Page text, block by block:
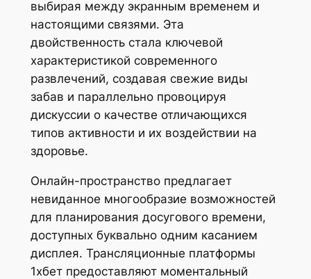
выбирая между экранным временем и
настоящими связями. Эта
двойственность стала ключевой
характеристикой современного
развлечений, создавая свежие виды
забав и параллельно провоцируя
дискуссии о качестве отличающихся
типов активности и их воздействии на
здоровье.
Онлайн-пространство предлагает
невиданное многообразие возможностей
для планирования досугового времени,
доступных буквально одним касанием
дисплея. Трансляционные платформы
1хбет предоставляют моментальный